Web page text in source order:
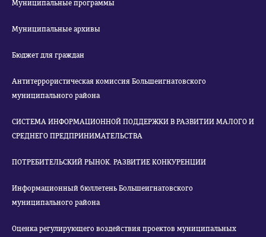
Муниципальные программы
Муниципальные архивы
Бюджет для граждан
Антитеррористическая комиссия Большеигнатовского
муниципального района
СИСТЕМА ИНФОРМАЦИОННОЙ ПОДДЕРЖКИ В РАЗВИТИИ МАЛОГО И
СРЕДНЕГО ПРЕДПРИНИМАТЕЛЬСТВА
ПОТРЕБИТЕЛЬСКИЙ РЫНОК. РАЗВИТИЕ КОНКУРЕНЦИИ
Информационный бюллетень Большеигнатовского
муниципального района
Оценка регулирующего воздействия проектов муниципальных